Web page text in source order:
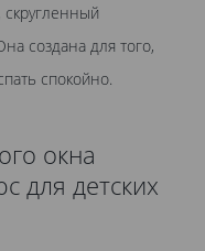
создана для того,
спокойно.
окна
для детских